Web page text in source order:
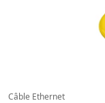
Câble Ethernet